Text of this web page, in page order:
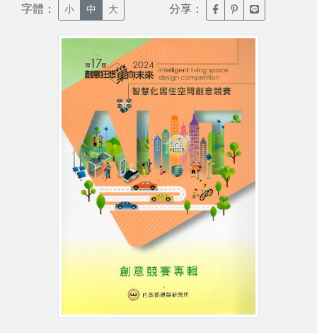
字體： 小 中 大 分享： 臉書分享(另開新視窗)
噗浪分享(另開新
Line分享(另